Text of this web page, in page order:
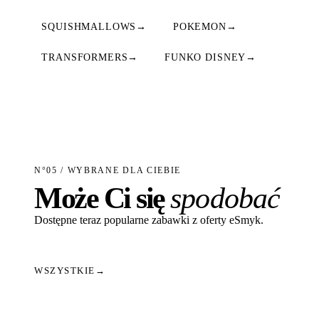
SQUISHMALLOWS → POKEMON →
TRANSFORMERS → FUNKO DISNEY →
N°05 / WYBRANE DLA CIEBIE
Może Ci sięspodobać
Dostępne teraz popularne zabawki z oferty eSmyk.
WSZYSTKIE →